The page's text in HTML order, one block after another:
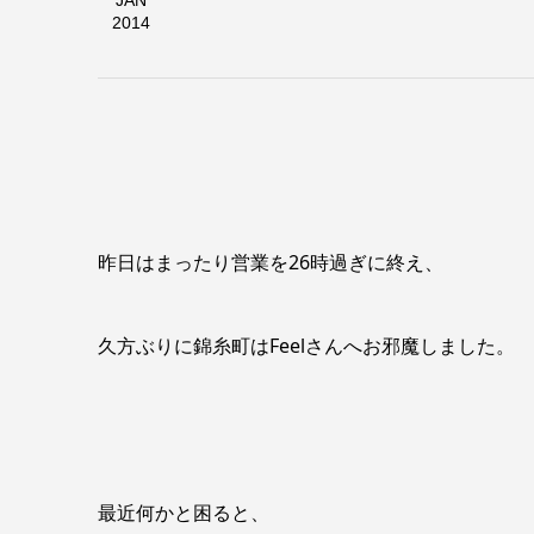
2014
昨日はまったり営業を26時過ぎに終え、
久方ぶりに錦糸町はFeelさんへお邪魔しました。
最近何かと困ると、